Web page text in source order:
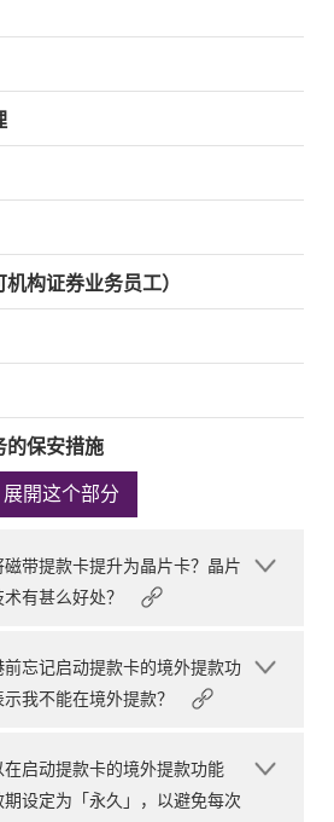
构证券业务员工）
的保安措施
展開这个部分
磁带提款卡提升为晶片卡？晶片
有甚么好处？
前忘记启动提款卡的境外提款功
我不能在境外提款？
在启动提款卡的境外提款功能
期设定为「永久」，以避免每次